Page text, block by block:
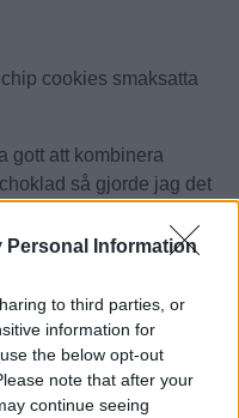
Personal Information
to third parties, or
information for
the below opt-out
note that after your
continue seeing
cookies smaksatta
gott att kombinera
så gjorde jag det
hittar duhär.